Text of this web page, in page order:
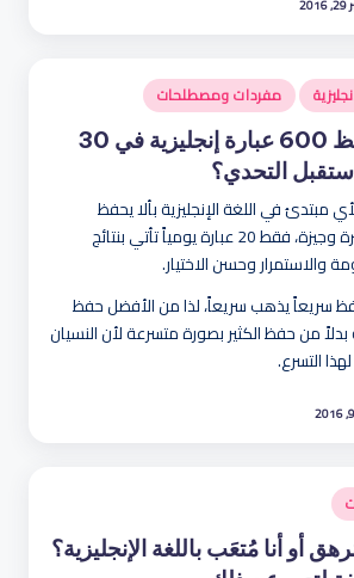
مفردات ومصطلحات
خطة عمل لحفظ 600 عبارة إنجليزية في 30
التحدي؟
مبتدئ في اللغة الإنجليزية بألا يحفظ
مفردات كثيرة في فترة وجيزة، فقط 20 عبارة يومياً تأتي بنتائج
والاستمرار وحسن الاختيار.
سريعاً يذهب سريعاً، لذا من الأفضل حفظ
من حفظ الكثير بصورة متسرعة لأن النسيان
التسرع.
أو أنا مُتعَب باللغة الإنجليزية؟